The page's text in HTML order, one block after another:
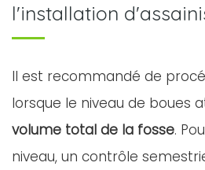
l'installation
Il est recommandé de
lorsque le niveau de boues
volume total de la fosse.
niveau, un contrôle